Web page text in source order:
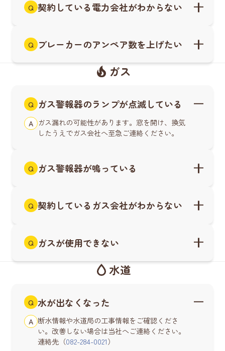
Q 契約している電力会社がわからない
Q ブレーカーのアンペア数を上げたい
ガス
Q ガス警報器のランプが点滅している
A ガス漏れの可能性があります。窓を開け、換気
したうえでガス会社へ至急ご連絡ください。
Q ガス警報器が鳴っている
Q 契約しているガス会社がわからない
Q ガスが使用できない
水道
Q 水が出なくなった
A 断水情報や水道局の工事情報をご確認くださ
い。改善しない場合は当社へご連絡ください。
連絡先（082-284-0021）